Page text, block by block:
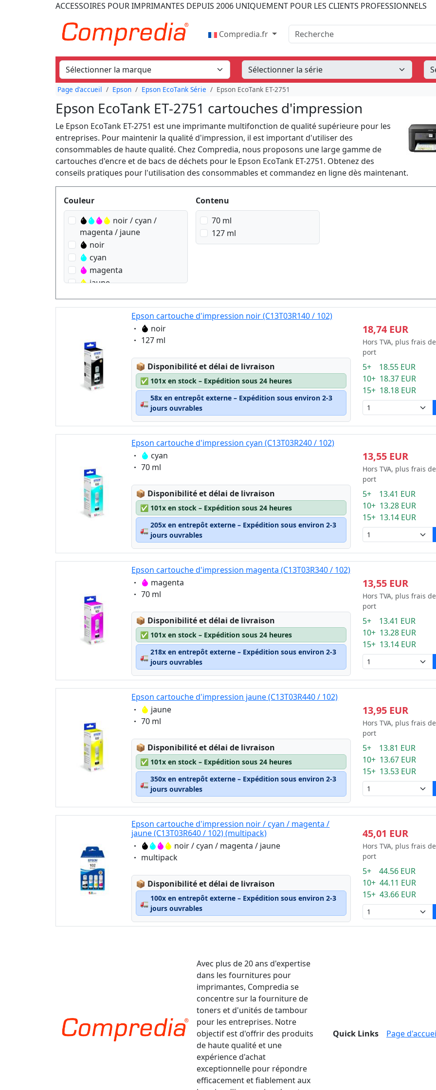
ACCESSOIRES POUR IMPRIMANTES DEPUIS 2006 UNIQUEMENT POUR LES CLIENTS PROFESSIONNELS
Compredia.fr Recherche
Page d'accueil Epson Epson EcoTank Série Epson EcoTank ET-2751
Epson EcoTank ET-2751 cartouches d'impression
Le Epson EcoTank ET-2751 est une imprimante multifonction de qualité supérieure pour les
entreprises. Pour maintenir la qualité d'impression, il est important d'utiliser des
consommables de haute qualité. Chez Compredia, nous proposons une large gamme de
cartouches d'encre et de bacs de déchets pour le Epson EcoTank ET-2751. Obtenez des
conseils pratiques pour l'utilisation des consommables et commandez en ligne dès maintenant.
Produktfilter
Couleur
noir / cyan /
magenta / jaune
noir
cyan
magenta
jaune
Contenu
70 ml
127 ml
Epson cartouche d'impression noir (C13T03R140 / 102)
Eigenschaft:
noir
Eigenschaft:
127 ml
📦 Lagerstatus:
Disponibilité et délai de livraison
✅ 101x en stock – Expédition sous 24 heures
🚛
58x en entrepôt externe – Expédition sous environ 2-3
jours ouvrables
18,74 EUR
Hors TVA, plus frais de
port
5+ 18.55 EUR
10+ 18.37 EUR
15+ 18.18 EUR
Epson cartouche d'impression cyan (C13T03R240 / 102)
Eigenschaft:
cyan
Eigenschaft:
70 ml
📦 Lagerstatus:
Disponibilité et délai de livraison
✅ 101x en stock – Expédition sous 24 heures
🚛
205x en entrepôt externe – Expédition sous environ 2-3
jours ouvrables
13,55 EUR
Hors TVA, plus frais de
port
5+ 13.41 EUR
10+ 13.28 EUR
15+ 13.14 EUR
Epson cartouche d'impression magenta (C13T03R340 / 102)
Eigenschaft:
magenta
Eigenschaft:
70 ml
📦 Lagerstatus:
Disponibilité et délai de livraison
✅ 101x en stock – Expédition sous 24 heures
🚛
218x en entrepôt externe – Expédition sous environ 2-3
jours ouvrables
13,55 EUR
Hors TVA, plus frais de
port
5+ 13.41 EUR
10+ 13.28 EUR
15+ 13.14 EUR
Epson cartouche d'impression jaune (C13T03R440 / 102)
Eigenschaft:
jaune
Eigenschaft:
70 ml
📦 Lagerstatus:
Disponibilité et délai de livraison
✅ 101x en stock – Expédition sous 24 heures
🚛
350x en entrepôt externe – Expédition sous environ 2-3
jours ouvrables
13,95 EUR
Hors TVA, plus frais de
port
5+ 13.81 EUR
10+ 13.67 EUR
15+ 13.53 EUR
Epson cartouche d'impression noir / cyan / magenta /
jaune (C13T03R640 / 102) (multipack)
Eigenschaft:noir / cyan / magenta / jaune
Eigenschaft:
multipack
📦 Lagerstatus:
Disponibilité et délai de livraison
🚛
100x en entrepôt externe – Expédition sous environ 2-3
jours ouvrables
45,01 EUR
Hors TVA, plus frais de
port
5+ 44.56 EUR
10+ 44.11 EUR
15+ 43.66 EUR
Avec plus de 20 ans d'expertise
dans les fournitures pour
imprimantes, Compredia se
concentre sur la fourniture de
toners et d'unités de tambour
pour les entreprises. Notre
objectif est d'offrir des produits
de haute qualité et une
expérience d'achat
exceptionnelle pour répondre
efficacement et fiablement aux
Quick Links Page